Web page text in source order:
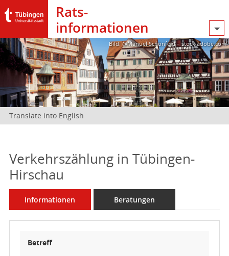
Rats­
informationen
Bild: @Manuel Schönfeld – stock.adobe.com
Translate into English
Verkehrszählung in Tübingen-
Hirschau
Informationen Beratungen
Betreff